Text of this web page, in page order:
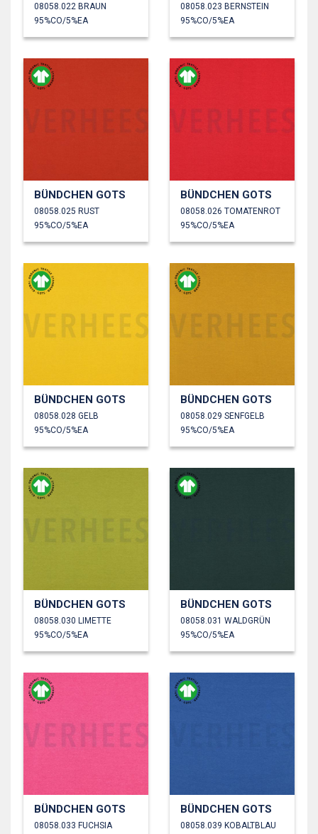
08058.022 BRAUN
95%CO/5%EA
08058.023 BERNSTEIN
95%CO/5%EA
BÜNDCHEN GOTS
08058.025 RUST
95%CO/5%EA
BÜNDCHEN GOTS
08058.026 TOMATENROT
95%CO/5%EA
BÜNDCHEN GOTS
08058.028 GELB
95%CO/5%EA
BÜNDCHEN GOTS
08058.029 SENFGELB
95%CO/5%EA
BÜNDCHEN GOTS
08058.030 LIMETTE
95%CO/5%EA
BÜNDCHEN GOTS
08058.031 WALDGRÜN
95%CO/5%EA
BÜNDCHEN GOTS
08058.033 FUCHSIA
BÜNDCHEN GOTS
08058.039 KOBALTBLAU